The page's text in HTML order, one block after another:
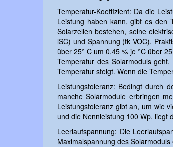
Temperatur-Koeffizient: Da die
Leistung haben kann, gibt es den
Solarzellen bestehen, seine
lSC) und Spannung (tk VOC).
über 25° C um 0,45 % je °C über
Temperatur des Solarmoduls
Temperatur steigt. Wenn die
Leistungstoleranz: Bedingt durch
manche Solarmodule erbringen
Leistungstoleranz gibt an, um wie
und die Nennleistung 100 Wp, liegt
Leerlaufspannung: Die
Maximalspannung des